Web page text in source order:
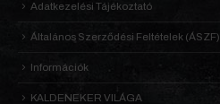
Adatkezelési Tájékoztató
Általános Szerződési Feltételek (ÁSZF)
Információk
KALDENEKER VILÁGA